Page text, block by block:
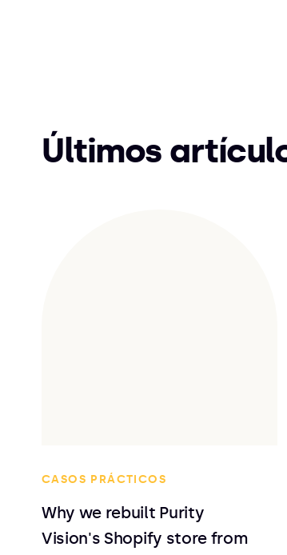
Últimos
CASOS PRÁCTICOS
Why we rebuilt Purity
Vision's Shopify store from